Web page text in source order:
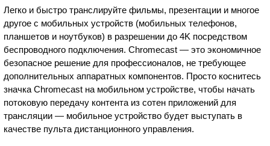
Легко и быстро транслируйте фильмы, презентации и многое
другое с мобильных устройств (мобильных телефонов,
планшетов и ноутбуков) в разрешении до 4K посредством
беспроводного подключения. Chromecast — это экономичное
безопасное решение для профессионалов, не требующее
дополнительных аппаратных компонентов. Просто коснитесь
значка Chromecast на мобильном устройстве, чтобы начать
потоковую передачу контента из сотен приложений для
трансляции — мобильное устройство будет выступать в
качестве пульта дистанционного управления.